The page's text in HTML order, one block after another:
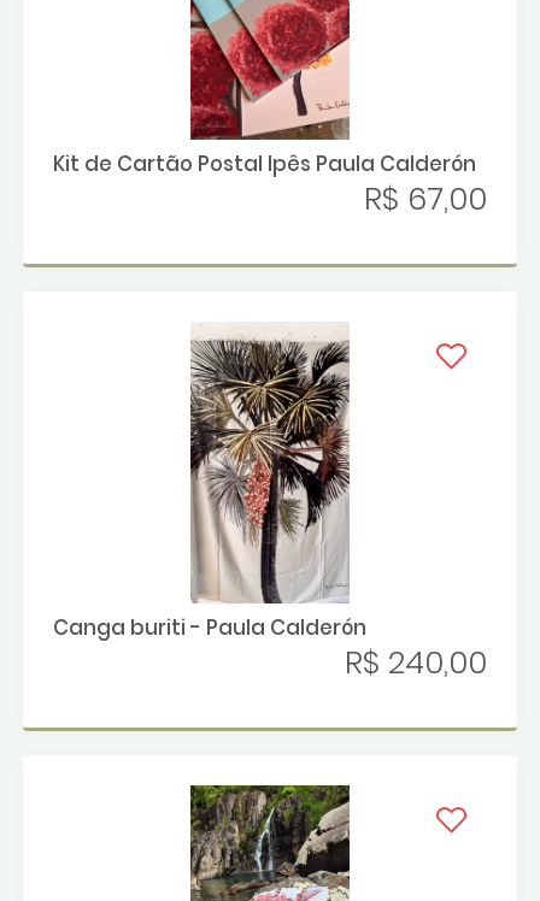
Kit de Cartão Postal Ipês Paula Calderón
R$ 67,00
Canga buriti - Paula Calderón
R$ 240,00